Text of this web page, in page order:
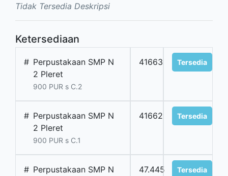
Tidak Tersedia Deskripsi
Ketersediaan
# Perpustakaan SMP N
2 Pleret
900 PUR s C.2
41663 Tersedia
# Perpustakaan SMP N
2 Pleret
900 PUR s C.1
41662 Tersedia
# Perpustakaan SMP N
47.445 Tersedia